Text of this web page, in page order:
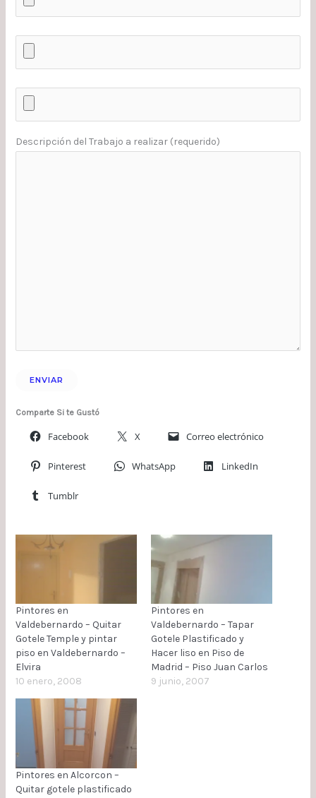
Descripción del Trabajo a realizar (requerido)
Comparte Si te Gustó
Facebook X Correo electrónico
Pinterest WhatsApp LinkedIn
Tumblr
Pintores en
Valdebernardo – Quitar
Gotele Temple y pintar
piso en Valdebernardo –
Elvira
10 enero, 2008
Pintores en
Valdebernardo – Tapar
Gotele Plastificado y
Hacer liso en Piso de
Madrid – Piso Juan Carlos
9 junio, 2007
Pintores en Alcorcon –
Quitar gotele plastificado